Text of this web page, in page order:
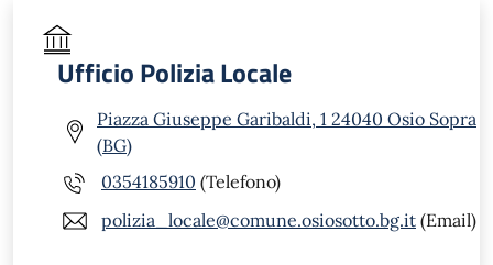
Ufficio Polizia Locale
Piazza Giuseppe Garibaldi, 1 24040 Osio Sopra
(BG)
0354185910 (Telefono)
polizia_locale@comune.osiosotto.bg.it (Email)